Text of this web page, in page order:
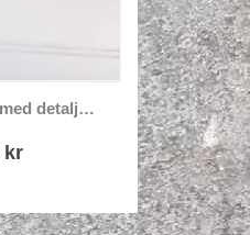
Hängampel i glas med detaljer i silver
kr
Den här produkten har flera varianter. De olika alternativen kan väljas på produktsidan